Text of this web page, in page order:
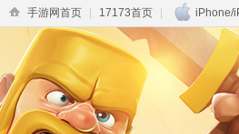
手游网首页 17173首页 iPhone/